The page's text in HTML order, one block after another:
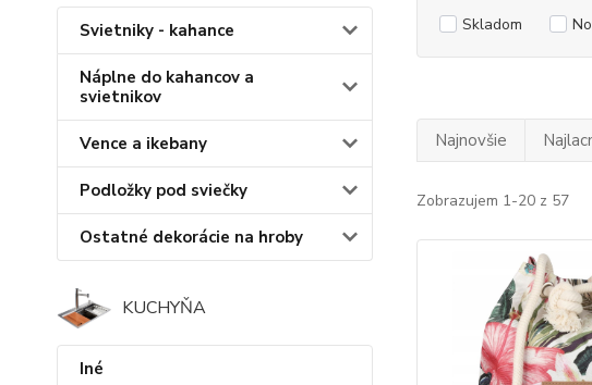
Svietniky - kahance
Náplne do kahancov a
svietnikov
Vence a ikebany
Podložky pod sviečky
Ostatné dekorácie na hroby
KUCHYŇA
Iné
Skladom
Najnovšie
Zobrazujem 1-20 z 57